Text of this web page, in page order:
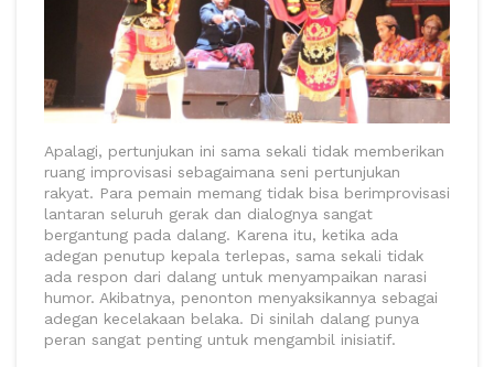
Apalagi, pertunjukan ini sama sekali tidak memberikan
ruang improvisasi sebagaimana seni pertunjukan
rakyat. Para pemain memang tidak bisa berimprovisasi
lantaran seluruh gerak dan dialognya sangat
bergantung pada dalang. Karena itu, ketika ada
adegan penutup kepala terlepas, sama sekali tidak
ada respon dari dalang untuk menyampaikan narasi
humor. Akibatnya, penonton menyaksikannya sebagai
adegan kecelakaan belaka. Di sinilah dalang punya
peran sangat penting untuk mengambil inisiatif.